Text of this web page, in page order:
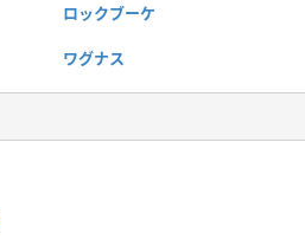
ロックブーケ
ワグナス